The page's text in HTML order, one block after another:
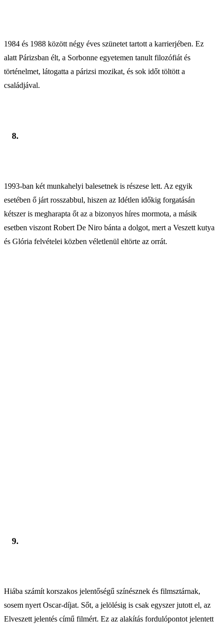
1984 és 1988 között négy éves szünetet tartott a karrierjében. Ez
alatt Párizsban élt, a Sorbonne egyetemen tanult filozófiát és
történelmet, látogatta a párizsi mozikat, és sok időt töltött a
családjával.
8.
1993-ban két munkahelyi balesetnek is részese lett. Az egyik
esetében ő járt rosszabbul, hiszen az Idétlen időkig forgatásán
kétszer is megharapta őt az a bizonyos híres mormota, a másik
esetben viszont Robert De Niro bánta a dolgot, mert a Veszett kutya
és Glória felvételei közben véletlenül eltörte az orrát.
9.
Hiába számít korszakos jelentőségű színésznek és filmsztárnak,
sosem nyert Oscar-díjat. Sőt, a jelölésig is csak egyszer jutott el, az
Elveszett jelentés című filmért. Ez az alakítás fordulópontot jelentett